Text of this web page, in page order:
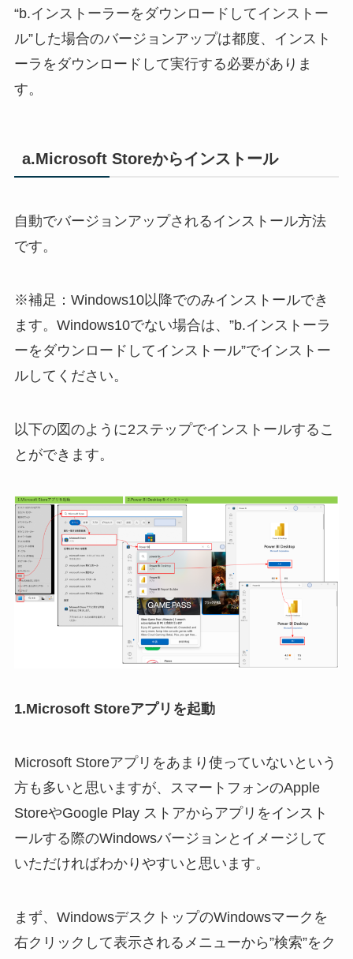
“b.インストーラーをダウンロードしてインストー
ル”した場合のバージョンアップは都度、インスト
ーラをダウンロードして実行する必要がありま
す。
a.Microsoft Storeからインストール
自動でバージョンアップされるインストール方法
です。
※補足：Windows10以降でのみインストールでき
ます。Windows10でない場合は、”b.インストーラ
ーをダウンロードしてインストール”でインストー
ルしてください。
以下の図のように2ステップでインストールするこ
とができます。
1.Microsoft Storeアプリを起動
Microsoft Storeアプリをあまり使っていないという
方も多いと思いますが、スマートフォンのApple
StoreやGoogle Play ストアからアプリをインスト
ールする際のWindowsバージョンとイメージして
いただければわかりやすいと思います。
まず、WindowsデスクトップのWindowsマークを
右クリックして表示されるメニューから”検索”をク